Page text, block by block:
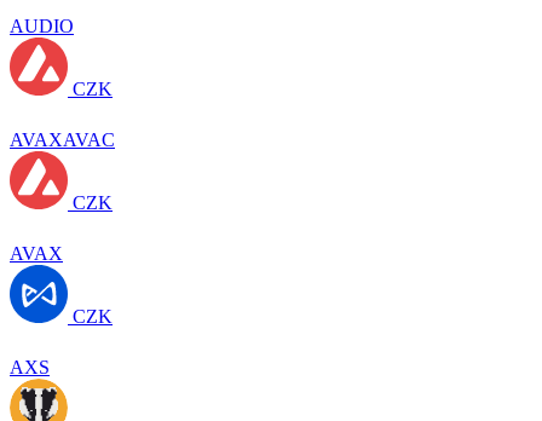
AUDIO
CZK
AVAXAVAC
CZK
AVAX
CZK
AXS